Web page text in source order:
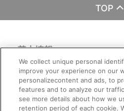
TOP
基本情報
利用規約 特定商取引法に基づく表示 プラ
プライバシーオプション 会社概要
ご利用情報
ご利用ガイド サイトマップ お問い合わせ
会員メニュー
We collect unique personal
improve your experience on our
personalizecontent and ads, to
features and to analyze our
see more details about how we
retention period of each cookie.